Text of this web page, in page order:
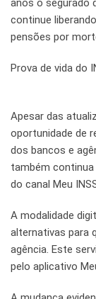
anos o segurado
continue
pensões por
Prova de vida do
Apesar das
oportunidade de
dos bancos e
também
do canal Meu
A modalidade
alternativas para
agência. Este
pelo aplicativo